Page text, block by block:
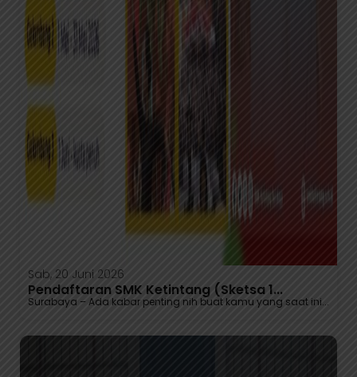
Sab, 20 Juni 2026
Pendaftaran SMK Ketintang (Sketsa 1...
Surabaya – Ada kabar penting nih buat kamu yang saat ini...